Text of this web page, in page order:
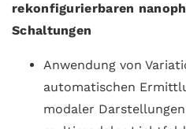
rekonfigurierbaren
Schaltungen
Anwendung von
automatischen
modaler